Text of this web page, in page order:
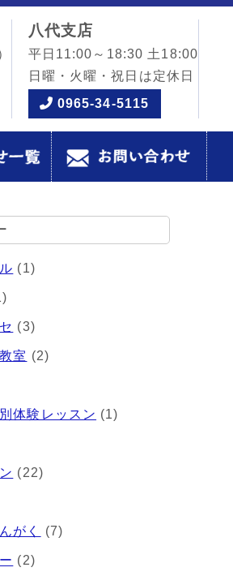
八代支店
平日11:00～18:30 土18:00
日曜・火曜・祝日は定休日
0965-34-5115
(1)
(3)
室 (2)
体験レッスン (1)
(22)
がく (7)
(2)